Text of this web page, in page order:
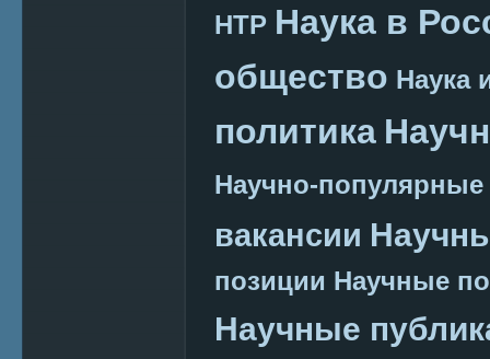
НТР Наука в
общество Наука
политика
Научно-
вакансии
позиции Научные
Научные